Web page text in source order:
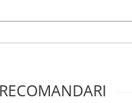
RECOMANDARI